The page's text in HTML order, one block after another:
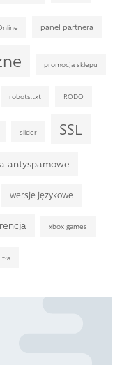
panel partnera
promocja sklepu
robots.txt RODO
slider SSL
antyspamowe
wersje językowe
xbox games